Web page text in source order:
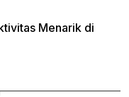
Menarik di